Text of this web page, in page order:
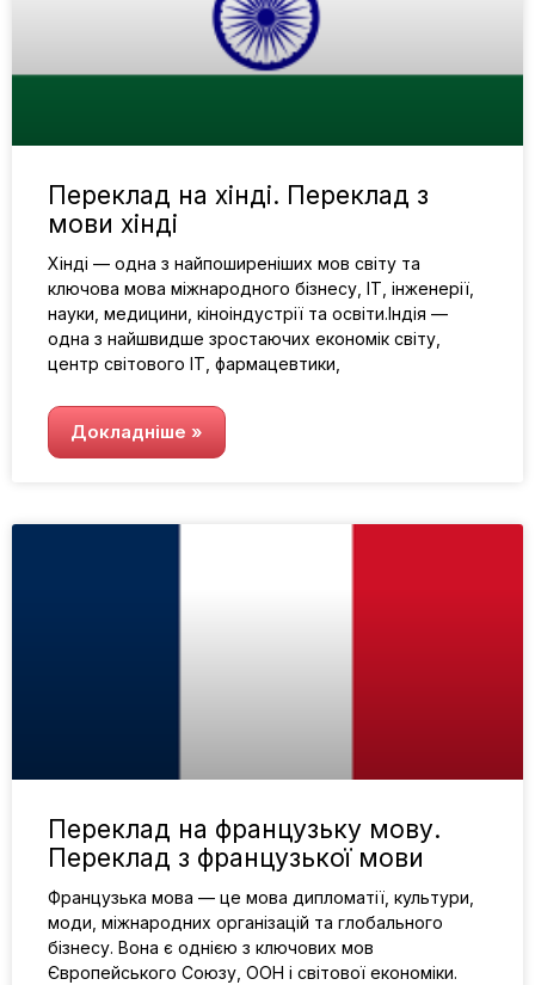
Переклад на хінді. Переклад з
мови хінді
Хінді — одна з найпоширеніших мов світу та
ключова мова міжнародного бізнесу, ІТ, інженерії,
науки, медицини, кіноіндустрії та освіти.Індія —
одна з найшвидше зростаючих економік світу,
центр світового ІТ, фармацевтики,
Докладніше »
Переклад на французьку мову.
Переклад з французької мови
Французька мова — це мова дипломатії, культури,
моди, міжнародних організацій та глобального
бізнесу. Вона є однією з ключових мов
Європейського Союзу, ООН і світової економіки.